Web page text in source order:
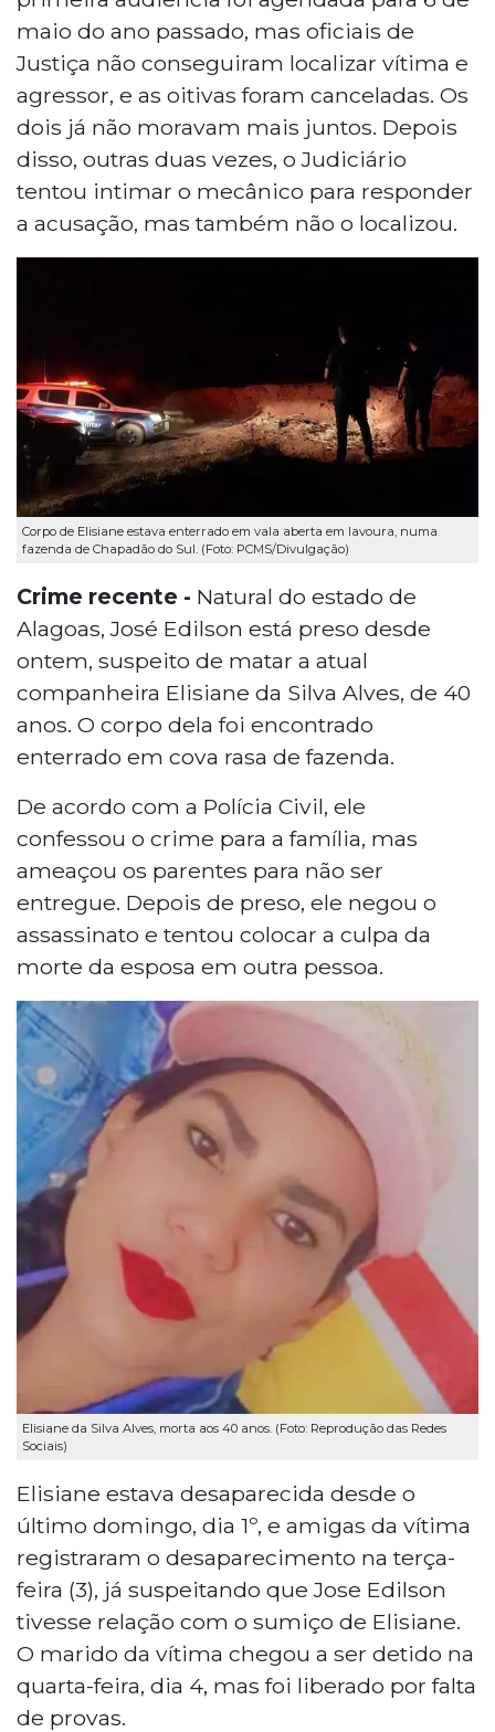
maio do ano passado, mas oficiais de
Justiça não conseguiram localizar vítima e
agressor, e as oitivas foram canceladas. Os
dois já não moravam mais juntos. Depois
disso, outras duas vezes, o Judiciário
tentou intimar o mecânico para responder
a acusação, mas também não o localizou.
Corpo de Elisiane estava enterrado em vala aberta em lavoura, numa
fazenda de Chapadão do Sul. (Foto: PCMS/Divulgação)
Crime recente - Natural do estado de
Alagoas, José Edilson está preso desde
ontem, suspeito de matar a atual
companheira Elisiane da Silva Alves, de 40
anos. O corpo dela foi encontrado
enterrado em cova rasa de fazenda.
De acordo com a Polícia Civil, ele
confessou o crime para a família, mas
ameaçou os parentes para não ser
entregue. Depois de preso, ele negou o
assassinato e tentou colocar a culpa da
morte da esposa em outra pessoa.
Elisiane da Silva Alves, morta aos 40 anos. (Foto: Reprodução das Redes
Sociais)
Elisiane estava desaparecida desde o
último domingo, dia 1º, e amigas da vítima
registraram o desaparecimento na terça-
feira (3), já suspeitando que Jose Edilson
tivesse relação com o sumiço de Elisiane.
O marido da vítima chegou a ser detido na
quarta-feira, dia 4, mas foi liberado por falta
de provas.